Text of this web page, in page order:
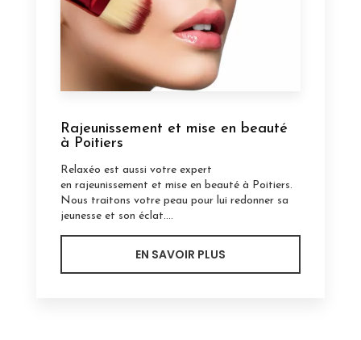
Rajeunissement et mise en beauté
à Poitiers
Relaxéo est aussi votre expert
en rajeunissement et mise en beauté à Poitiers.
Nous traitons votre peau pour lui redonner sa
jeunesse et son éclat....
EN SAVOIR PLUS